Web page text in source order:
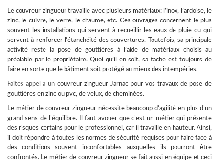
Le couvreur zingueur travaille avec plusieurs matériaux: l’inox, l’ardoise, le
zinc, le cuivre, le verre, le chaume, etc. Ces ouvrages concernent le plus
souvent les installations qui servent à recueillir les eaux de pluie ou qui
servent à renforcer l’étanchéité des couvertures. Toutefois, sa principale
activité reste la pose de gouttières à l’aide de matériaux choisis au
préalable par le propriétaire. Quoi qu’il en soit, sa tache est toujours de
faire en sorte que le bâtiment soit protégé au mieux des intempéries.
Faites appel à un couvreurzingueur Jarnac pour vos travaux de pose de
gouttières en zinc ou pvc, de velux, de cheminées.
Le métier de couvreur zingueur nécessite beaucoup d’agilité en plus d’un
grand sens de l’équilibre. Il faut avouer que c’est un métier qui présente
des risques certains pour le professionnel, car il travaille en hauteur. Ainsi,
il doit répondre à toutes les normes de sécurité requises pour faire face à
des conditions souvent inconfortables auxquelles ils pourront être
confrontés. Le métier de couvreur zingueur se fait aussi en équipe et ceci